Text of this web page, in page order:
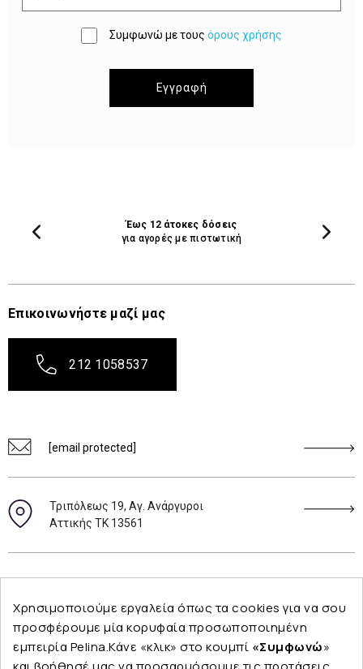
Συμφωνώ με τους όρους χρήσης
Εγγραφή
Έως 12 άτοκες δόσεις
για αγορές με πιστωτική
Επικοινωνήστε μαζί μας
212 1058537
[email protected]
Τριπόλεως 19, Αγ. Ανάργυροι
Αττικής ΤΚ 13561
Χρησιμοποιούμε εργαλεία όπως τα cookies για να σου
προσφέρουμε μία κορυφαία προσωποποιημένη
εμπειρία Pelina.Κάνε «κλικ» στο κουμπί «Συμφωνώ»